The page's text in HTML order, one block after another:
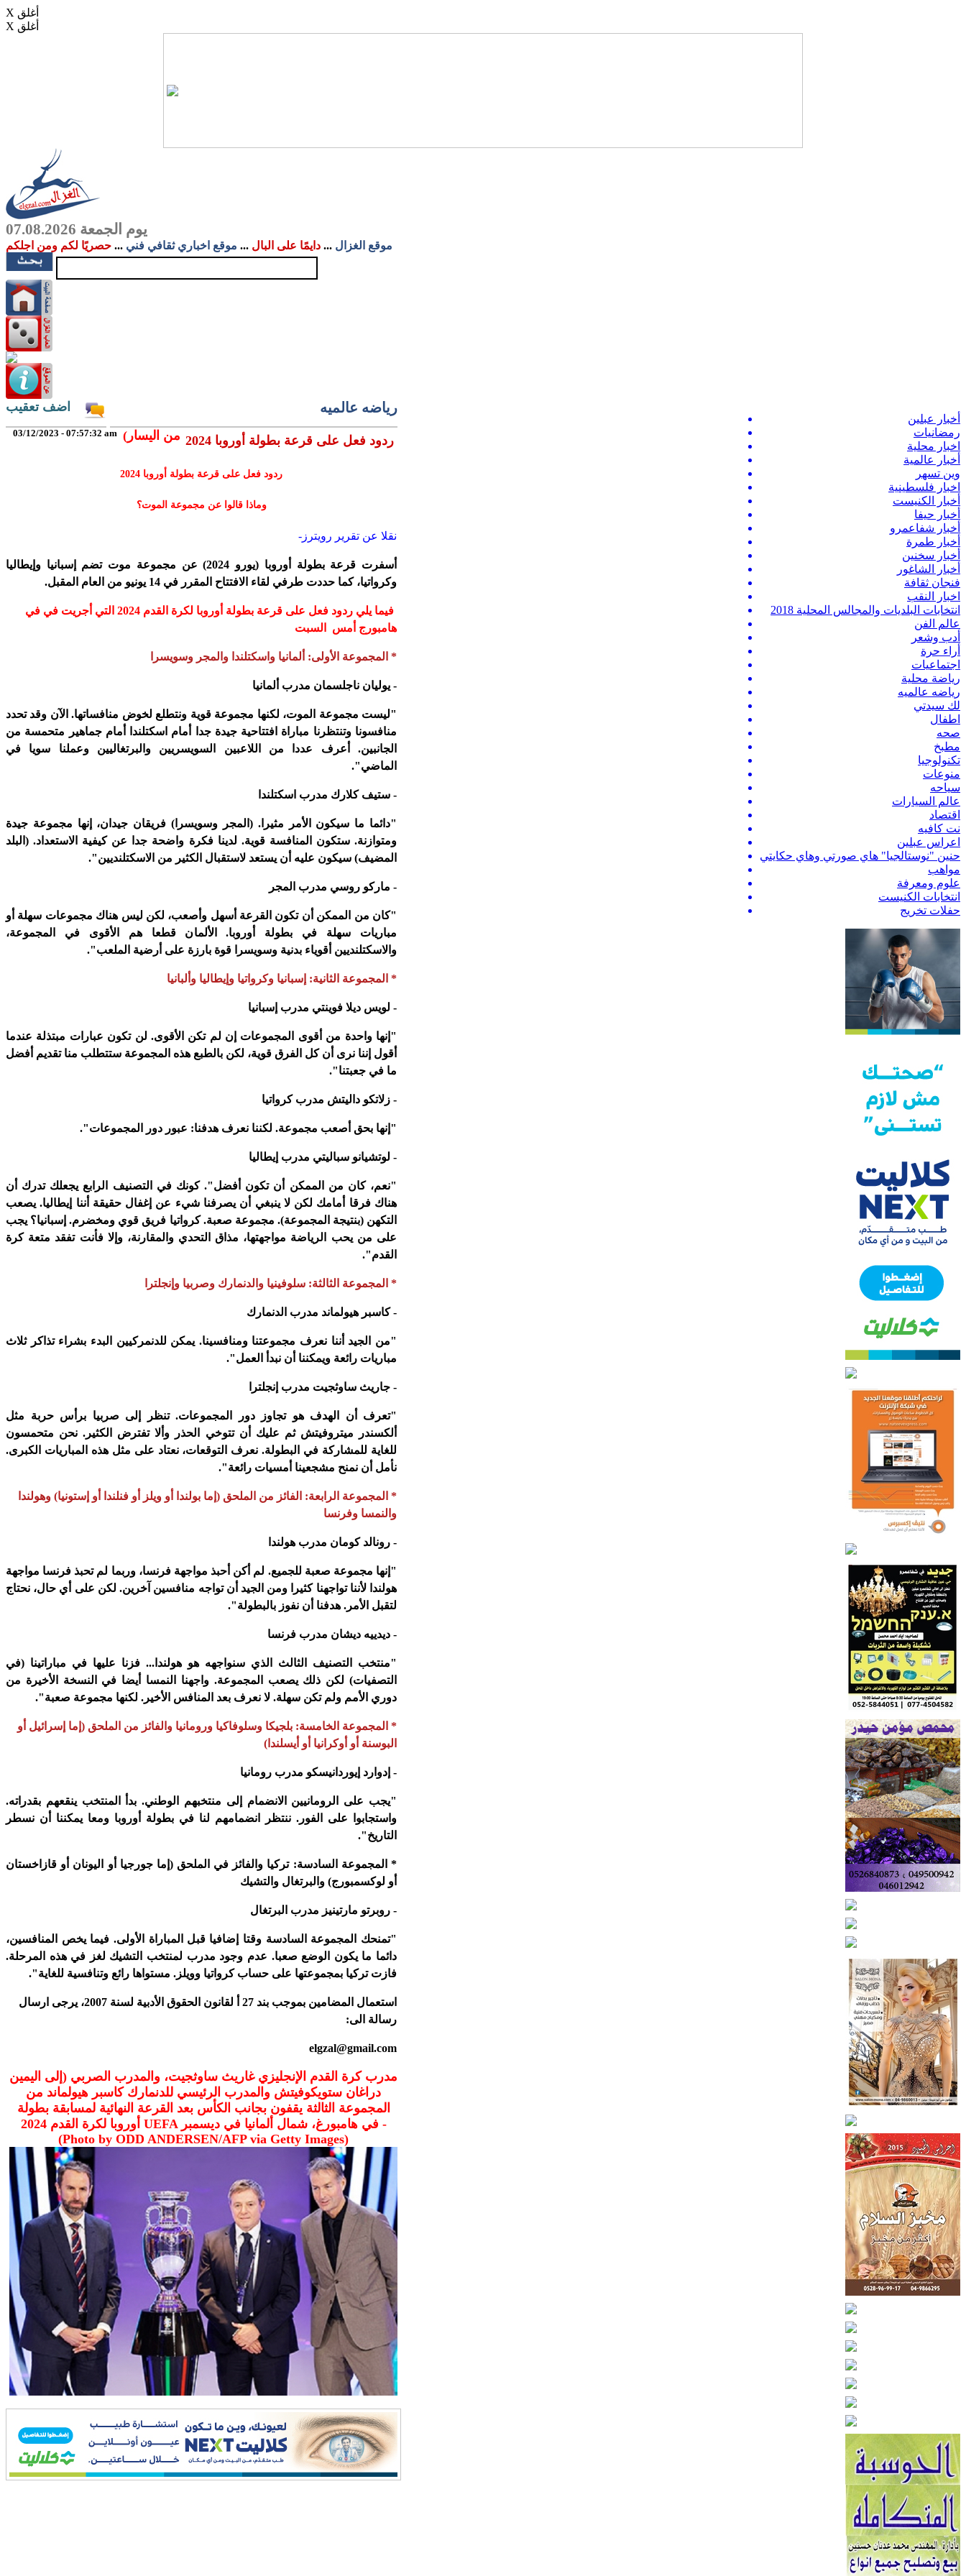
X أغلق
X أغلق
يوم الجمعة 07.08.2026
موقع الغزال ... دايمًا على البال ... موقع اخباري ثقافي فني ... حصريًا لكم ومن اجلكم
أخبار عبلين
رمضانيات
اخبار محلية
أخبار عالمية
وين تسهر
اخبار فلسطينية
أخبار الكنيست
أخبار حيفا
أخبار شفاعمرو
أخبار طمرة
أخبار سخنين
أخبار الشاغور
فنجان ثقافة
اخبار النقب
انتخابات البلديات والمجالس المحلية 2018
عالم الفن
أدب وشعر
أراء حرة
اجتماعيات
رياضة محلية
رياضه عالميه
لك سيدتي
اطفال
صحه
مطبخ
تكنولوجيا
منوعات
سياحه
عالم السيارات
اقتصاد
نت كافيه
اعراس عبلين
حنين "نوستالجيا" هاي صورتي وهاي حكايتي
مواهب
علوم ومعرفة
انتخابات الكنيست
حفلات تخريج
رياضه عالميه اضف تعقيب
03/12/2023 - 07:57:32 am
ردود فعل على قرعة بطولة أوروبا 2024
ردود فعل على قرعة بطولة أوروبا 2024
وماذا قالوا عن مجموعة الموت؟
نقلا عن تقرير رويترز-
أسفرت قرعة بطولة أوروبا (يورو 2024) عن مجموعة موت تضم إسبانيا وإيطاليا
وكرواتيا، كما حددت طرفي لقاء الافتتاح المقرر في 14 يونيو من العام المقبل.
فيما يلي ردود فعل على قرعة بطولة أوروبا لكرة القدم 2024 التي أجريت في في
هامبورج أمس السبت
* المجموعة الأولى: ألمانيا واسكتلندا والمجر وسويسرا
- يوليان ناجلسمان مدرب ألمانيا
"ليست مجموعة الموت، لكنها مجموعة قوية ونتطلع لخوض منافساتها. الآن وقد تحدد
منافسونا وتنتظرنا مباراة افتتاحية جيدة جدا أمام اسكتلندا أمام جماهير متحمسة من
الجانبين. أعرف عددا من اللاعبين السويسريين والبرتغاليين وعملنا سويا في
الماضي".
- ستيف كلارك مدرب اسكتلندا
"دائما ما سيكون الأمر مثيرا. (المجر وسويسرا) فريقان جيدان، إنها مجموعة جيدة
ومتوازنة. ستكون المنافسة قوية. لدينا فكرة واضحة جدا عن كيفية الاستعداد. (البلد
المضيف) سيكون عليه أن يستعد لاستقبال الكثير من الاسكتلنديين".
- ماركو روسي مدرب المجر
"كان من الممكن أن تكون القرعة أسهل وأصعب، لكن ليس هناك مجموعات سهلة أو
مباريات سهلة في بطولة أوروبا. الألمان قطعا هم الأقوى في المجموعة،
والاسكتلنديين أقوياء بدنية وسويسرا قوة بارزة على أرضية الملعب".
* المجموعة الثانية: إسبانيا وكرواتيا وإيطاليا وألبانيا
- لويس ديلا فوينتي مدرب إسبانيا
"إنها واحدة من أقوى المجموعات إن لم تكن الأقوى. لن تكون عبارات مبتذلة عندما
أقول إننا نرى أن كل الفرق قوية، لكن بالطبع هذه المجموعة ستتطلب منا تقديم أفضل
ما في جعبتنا".
- زلاتكو داليتش مدرب كرواتيا
"إنها بحق أصعب مجموعة. لكننا نعرف هدفنا: عبور دور المجموعات".
- لوتشيانو سباليتي مدرب إيطاليا
"نعم، كان من الممكن أن تكون أفضل". كونك في التصنيف الرابع يجعلك تدرك أن
هناك فرقا أمامك لكن لا ينبغي أن يصرفنا شيء عن إغفال حقيقة أننا إيطاليا. يصعب
التكهن (بنتيجة المجموعة). مجموعة صعبة. كرواتيا فريق قوي ومخضرم. إسبانيا؟ يجب
على من يحب الرياضة مواجهتها، مذاق التحدي والمقارنة، وإلا فأنت تفقد متعة كرة
القدم".
* المجموعة الثالثة: سلوفينيا والدنمارك وصربيا وإنجلترا
- كاسبر هيولماند مدرب الدنمارك
"من الجيد أننا نعرف مجموعتنا ومنافسينا. يمكن للدنمركيين البدء بشراء تذاكر ثلاث
مباريات رائعة ويمكننا أن نبدأ العمل".
- جاريث ساوثجيت مدرب إنجلترا
"تعرف أن الهدف هو تجاوز دور المجموعات. تنظر إلى صربيا برأس حربة مثل
ألكسندر ميتروفيتش ثم عليك أن تتوخي الحذر وألا تفترض الكثير. نحن متحمسون
للغاية للمشاركة في البطولة. نعرف التوقعات، نعتاد على مثل هذه المباريات الكبرى.
نأمل أن نمنح مشجعينا أمسيات رائعة".
* المجموعة الرابعة: الفائز من الملحق (إما بولندا أو ويلز أو فنلندا أو إستونيا) وهولندا
والنمسا وفرنسا
- رونالد كومان مدرب هولندا
"إنها مجموعة صعبة للجميع. لم أكن أحبذ مواجهة فرنسا، وربما لم تحبذ فرنسا مواجهة
هولندا لأننا تواجهنا كثيرا ومن الجيد أن تواجه منافسين آخرين. لكن على أي حال، نحتاج
لتقبل الأمر. هدفنا أن نفوز بالبطولة".
- ديدييه ديشان مدرب فرنسا
"منتخب التصنيف الثالث الذي سنواجهه هو هولندا... فزنا عليها في مباراتينا (في
التصفيات) لكن ذلك يصعب المجموعة. واجهنا النمسا أيضا في النسخة الأخيرة من
دوري الأمم ولم تكن سهلة. لا نعرف بعد المنافس الأخير. لكنها مجموعة صعبة".
* المجموعة الخامسة: بلجيكا وسلوفاكيا ورومانيا والفائز من الملحق (إما إسرائيل أو
البوسنة أو أوكرانيا أو أيسلندا)
- إدوارد إيوردانيسكو مدرب رومانيا
"يجب على الرومانيين الانضمام إلى منتخبهم الوطني. بدأ المنتخب ينقعهم بقدراته.
واستجابوا على الفور. ننتظر انضمامهم لنا في بطولة أوروبا ومعا يمكننا أن نسطر
التاريخ".
* المجموعة السادسة: تركيا والفائز في الملحق (إما جورجيا أو اليونان أو قازاخستان
أو لوكسمبورج) والبرتغال والتشيك
- روبرتو مارتينيز مدرب البرتغال
"تمنحك المجموعة السادسة وقتا إضافيا قبل المباراة الأولى. فيما يخص المنافسين،
دائما ما يكون الوضع صعبا. عدم وجود مدرب لمنتخب التشيك لغز في هذه المرحلة.
فازت تركيا بمجموعتها على حساب كرواتيا وويلز. مستواها رائع وتنافسية للغاية".
استعمال المضامين بموجب بند 27 أ لقانون الحقوق الأدبية لسنة 2007، يرجى ارسال
رسالة الى:
elgzal@gmail.com
(من اليسار
إلى اليمين) مدرب كرة القدم الإنجليزي غاريث ساوثجيت، والمدرب الصربي
دراغان ستويكوفيتش والمدرب الرئيسي للدنمارك كاسبر هيولماند من
المجموعة الثالثة يقفون بجانب الكأس بعد القرعة النهائية لمسابقة بطولة
أوروبا لكرة القدم 2024 UEFA في هامبورغ، شمال ألمانيا في ديسمبر -
(Photo by ODD ANDERSEN/AFP via Getty Images)